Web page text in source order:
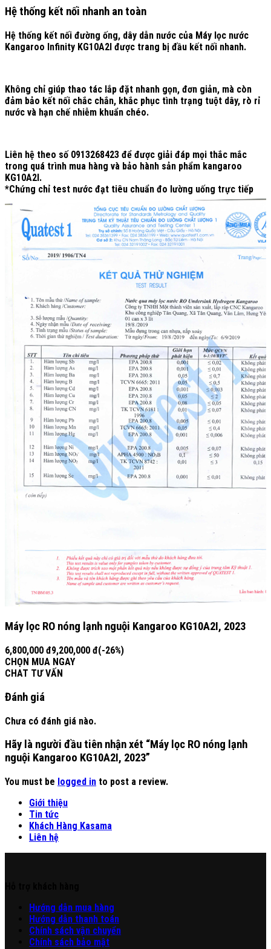
Hệ thống kết nối nhanh an toàn
Hệ thống kết nối đường ống, dây dẫn nước của Máy lọc nước
Kangaroo Infinity KG10A2I được trang bị đầu kết nối nhanh.
Không chỉ giúp thao tác lắp đặt nhanh gọn, đơn giản, mà còn
đảm bảo kết nối chắc chắn, khắc phục tình trạng tuột dây, rò rỉ
nước và hạn chế nhiễm khuẩn chéo.
Liên hệ theo số 0913268423 để được giải đáp mọi thắc mắc
trong quá trình mua hàng và bảo hành sản phẩm kangaroo
KG10A2I.
*Chứng chỉ test nước đạt tiêu chuẩn đo lường uống trực tiếp
Máy lọc RO nóng lạnh nguội Kangaroo KG10A2I, 2023
6,800,000 đ9,200,000 đ(-26%)
CHỌN MUA NGAY
CHAT TƯ VẤN
Đánh giá
Chưa có đánh giá nào.
Hãy là người đầu tiên nhận xét “Máy lọc RO nóng lạnh
nguội Kangaroo KG10A2I, 2023”
You must be logged in to post a review.
Giới thiệu
Tin tức
Khách Hàng Kasama
Liên hệ
Hướng dẫn mua hàng
Hướng dẫn thanh toán
Chính sách vận chuyển
Chính sách bảo mật